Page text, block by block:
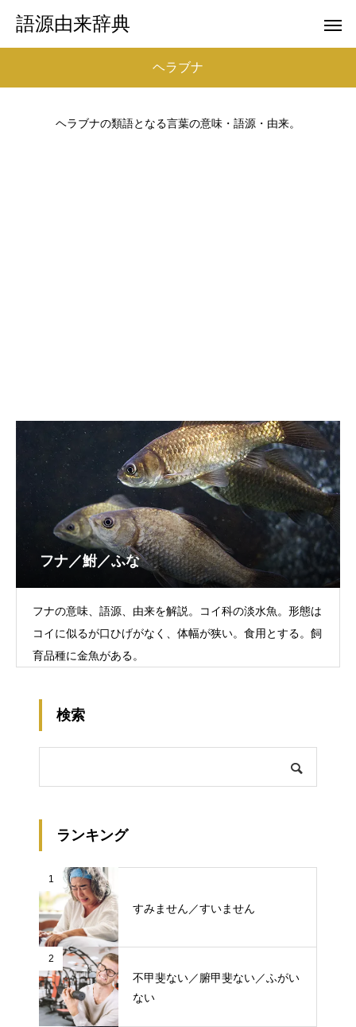
語源由来辞典
ヘラブナ
ヘラブナの類語となる言葉の意味・語源・由来。
フナ／鮒／ふな
フナの意味、語源、由来を解説。コイ科の淡水魚。形態は
コイに似るが口ひげがなく、体幅が狭い。食用とする。飼
育品種に金魚がある。
検索
ランキング
1
すみません／すいません
2
不甲斐ない／腑甲斐ない／ふがい
ない